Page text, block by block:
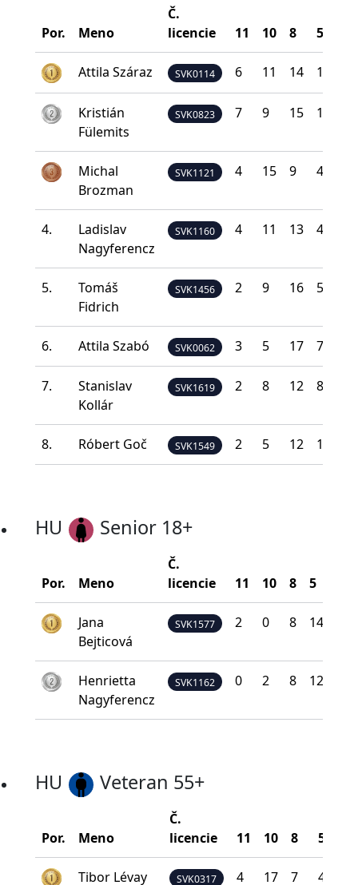
Por. Meno
Č.
licencie
11 10 8 5
Attila Száraz SVK0114 6 11 14 1
Kristián
Fülemits
SVK0823 7 9 15 1
Michal
Brozman
SVK1121 4 15 9 4
4.
Ladislav
Nagyferencz
SVK1160 4 11 13 4
5.
Tomáš
Fidrich
SVK1456 2 9 16 5
6. Attila Szabó SVK0062 3 5 17 7
7.
Stanislav
Kollár
SVK1619 2 8 12 8
8. Róbert Goč SVK1549 2 5 12 10
HU Senior 18+
Por. Meno
Č.
licencie
11 10 8 5
Jana
Bejticová
SVK1577 2 0 8 14
Henrietta
Nagyferencz
SVK1162 0 2 8 12
HU Veteran 55+
Por. Meno
Č.
licencie
11 10 8 5
Tibor Lévay SVK0317 4 17 7 4